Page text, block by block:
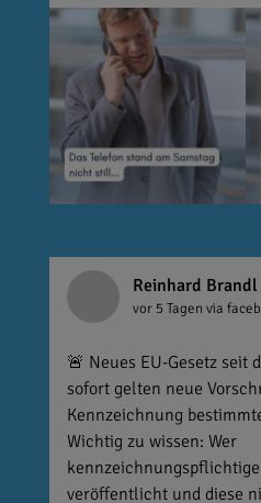
Reinhard Brandl
vor 5 Tagen via
🚨 Neues EU-Gesetz seit
sofort gelten neue
Kennzeichnung
Wichtig zu wissen: Wer
veröffentlicht und diese